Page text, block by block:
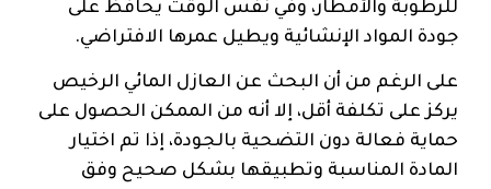
للرطوبة والأمطار، وفي نفس الوقت يحافظ على
جودة المواد الإنشائية ويطيل عمرها الافتراضي.
على الرغم من أن البحث عن العازل المائي الرخيص
يركز على تكلفة أقل، إلا أنه من الممكن الحصول على
حماية فعالة دون التضحية بالجودة، إذا تم اختيار
المادة المناسبة وتطبيقها بشكل صحيح وفق